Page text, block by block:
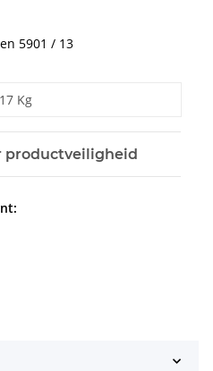
5901 / 13
Kg
productveiligheid